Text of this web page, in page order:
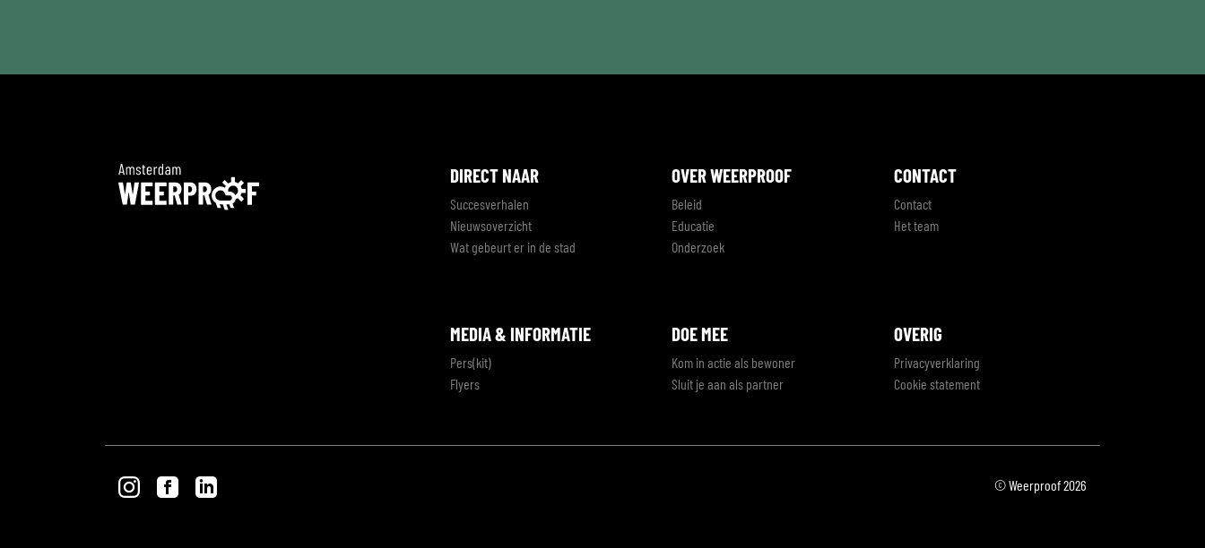
DIRECT NAAR
Succesverhalen
Nieuwsoverzicht
Wat gebeurt er in de stad
OVER WEERPROOF
Beleid
Educatie
Onderzoek
CONTACT
Contact
Het team
MEDIA & INFORMATIE
Pers(kit)
Flyers
DOE MEE
Kom in actie als bewoner
Sluit je aan als partner
OVERIG
Privacyverklaring
Cookie statement
© Weerproof 2026